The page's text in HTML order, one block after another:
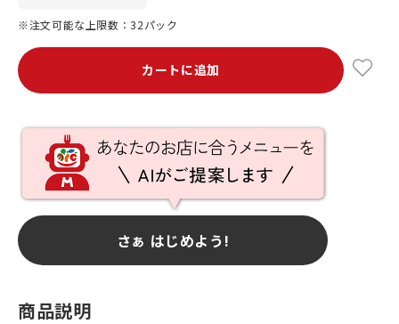
※注文可能な上限数：32パック
カートに追加
さぁ はじめよう!
商品説明